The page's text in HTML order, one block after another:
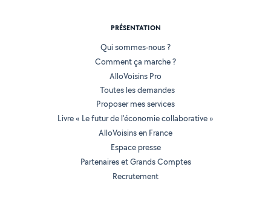
PRÉSENTATION
Qui sommes-nous ?
Comment ça marche ?
AlloVoisins Pro
Toutes les demandes
Proposer mes services
Livre « Le futur de l'économie collaborative »
AlloVoisins en France
Espace presse
Partenaires et Grands Comptes
Recrutement